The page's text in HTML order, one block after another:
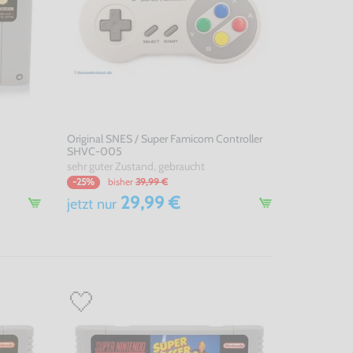
Original SNES / Super Famicom Controller
SHVC-005
sehr guter Zustand, gebraucht
-25% bisher 39,99 €
jetzt nur29,99 €